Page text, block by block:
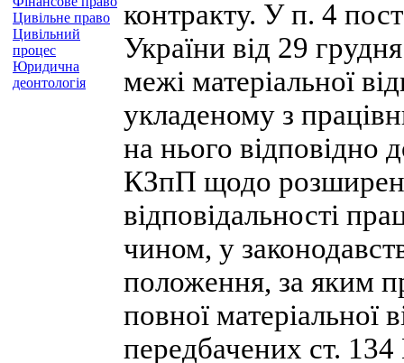
Цивільне право
Цивільний
процес
Юридична
деонтологія
контракту. У п. 4
України від 29
межі матеріальної
укладеному з
на нього відповідно
КЗпП щодо
відповідальності
чином, у
положення, за яким
повної матеріальної
передбачених ст.